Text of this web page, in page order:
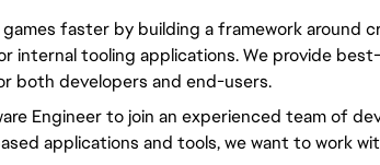
faster by building a framework around
internal tooling applications. We provide
both developers and end-users.
Engineer to join an experienced team of
applications and tools, we want to work